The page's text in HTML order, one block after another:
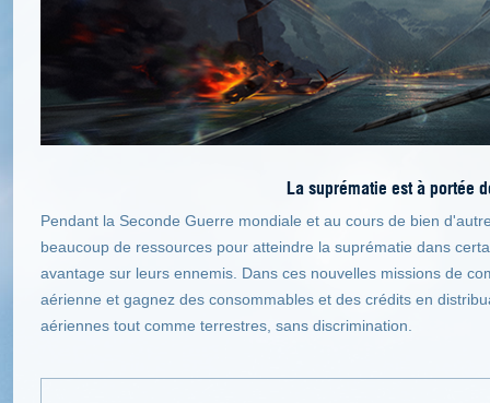
La suprématie est à portée
Pendant la Seconde Guerre mondiale et au cours de bien
beaucoup de ressources pour atteindre la suprématie dans
avantage sur leurs ennemis. Dans ces nouvelles missions de
aérienne et gagnez des consommables et des crédits en
aériennes tout comme terrestres, sans discrimination.